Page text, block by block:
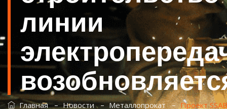
линии
Главная–Новости–Металлопрокат–Проект SSAB